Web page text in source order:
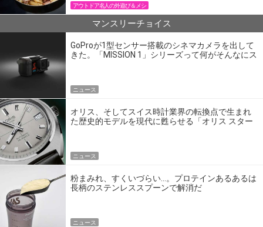
アウトドア名人の外遊び＆メシ
マンスリーチョイス
GoProが1型センサー搭載のシネマカメラを出して
きた。「MISSION 1」シリーズって何がそんなにス
ニュース
オリス、そしてスイス時計業界の転換点で生まれ
た歴史的モデルを現代に甦らせる「オリス スター
ニュース
粉まみれ、すくいづらい…。プロテインあるあるは
長柄のステンレススプーンで解消だ
ニュース